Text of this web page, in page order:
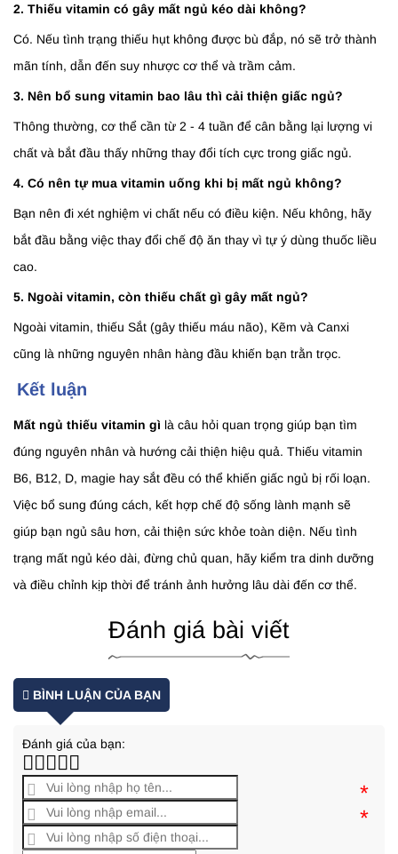
2. Thiếu vitamin có gây mất ngủ kéo dài không?
Có. Nếu tình trạng thiếu hụt không được bù đắp, nó sẽ trở thành
mãn tính, dẫn đến suy nhược cơ thể và trầm cảm.
3. Nên bổ sung vitamin bao lâu thì cải thiện giấc ngủ?
Thông thường, cơ thể cần từ 2 - 4 tuần để cân bằng lại lượng vi
chất và bắt đầu thấy những thay đổi tích cực trong giấc ngủ.
4. Có nên tự mua vitamin uống khi bị mất ngủ không?
Bạn nên đi xét nghiệm vi chất nếu có điều kiện. Nếu không, hãy
bắt đầu bằng việc thay đổi chế độ ăn thay vì tự ý dùng thuốc liều
cao.
5. Ngoài vitamin, còn thiếu chất gì gây mất ngủ?
Ngoài vitamin, thiếu Sắt (gây thiếu máu não), Kẽm và Canxi
cũng là những nguyên nhân hàng đầu khiến bạn trằn trọc.
Kết luận
Mất ngủ thiếu vitamin gì là câu hỏi quan trọng giúp bạn tìm
đúng nguyên nhân và hướng cải thiện hiệu quả. Thiếu vitamin
B6, B12, D, magie hay sắt đều có thể khiến giấc ngủ bị rối loạn.
Việc bổ sung đúng cách, kết hợp chế độ sống lành mạnh sẽ
giúp bạn ngủ sâu hơn, cải thiện sức khỏe toàn diện. Nếu tình
trạng mất ngủ kéo dài, đừng chủ quan, hãy kiểm tra dinh dưỡng
và điều chỉnh kịp thời để tránh ảnh hưởng lâu dài đến cơ thể.
Đánh giá bài viết
BÌNH LUẬN CỦA BẠN
Đánh giá của bạn:
*
*